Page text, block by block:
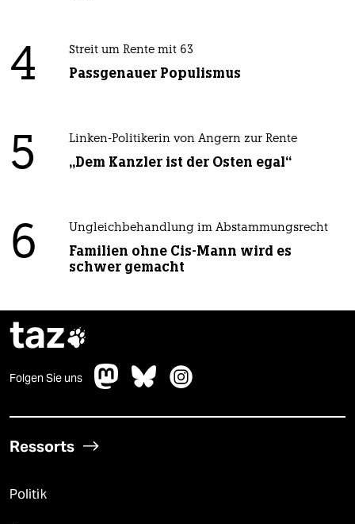
4 Streit um Rente mit 63
Passgenauer Populismus
5 Linken-Politikerin von Angern zur Rente
„Dem Kanzler ist der Osten egal“
6 Ungleichbehandlung im Abstammungsrecht
Familien ohne Cis-Mann wird es
schwer gemacht
taz
Folgen Sie uns
Ressorts
Politik